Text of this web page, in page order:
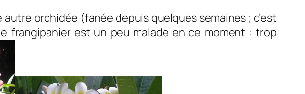
orchidée (fanée depuis quelques semaines ; c’est
frangipanier est un peu malade en ce moment : trop